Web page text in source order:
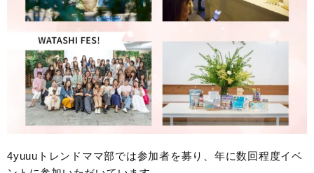
4yuuuトレンドママ部では参加者を募り、年に数回程度イベ